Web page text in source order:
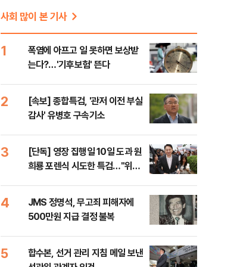
사회 많이 본 기사
1
폭염에 아프고 일 못하면 보상받
는다?…'기후보험' 뜬다
2
[속보] 종합특검, '관저 이전 부실
감사' 유병호 구속기소
3
[단독] 영장 집행일 10일 도과 원
희룡 포렌식 시도한 특검…"위법
4
JMS 정명석, 무고죄 피해자에
500만원 지급 결정 불복
5
합수본, 선거 관리 지침 메일 보낸